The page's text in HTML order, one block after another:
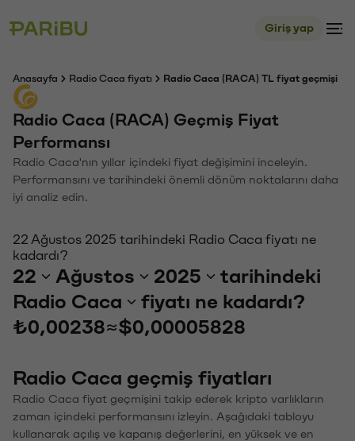
Giriş yap
Anasayfa Radio Caca fiyatı Radio Caca (RACA) TL fiyat geçmişi
Radio Caca (RACA) Geçmiş Fiyat
Performansı
Radio Caca'nın yıllar içindeki fiyat değişimini inceleyin.
Performansını ve tarihindeki önemli dönüm noktalarını daha
iyi analiz edin.
22 Ağustos 2025 tarihindeki Radio Caca fiyatı ne
kadardı?
22 Ağustos 2025
tarihindeki
Radio Caca
fiyatı ne kadardı?
₺0,00238≈$0,00005828
Radio Caca geçmiş fiyatları
Radio Caca fiyat geçmişini takip ederek kripto varlıkların
zaman içindeki performansını izleyin. Aşağıdaki tabloyu
kullanarak açılış ve kapanış değerlerini, en yüksek ve en